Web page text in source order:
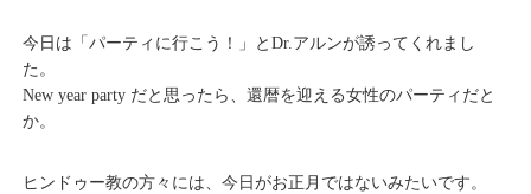
今日は「パーティに行こう！」とDr.アルンが誘ってくれまし
た。
New year party だと思ったら、還暦を迎える女性のパーティだと
か。
ヒンドゥー教の方々には、今日がお正月ではないみたいです。